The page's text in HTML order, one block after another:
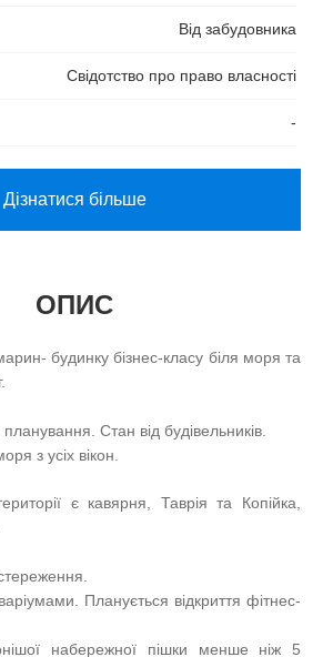
Від забудовника
Свідотство про право власності
-
Дізнатися більше
ОПИС
будинку бізнес-класу біля моря та
Стан від будівельників.
з усіх вікон.
є кавярня, Таврія та Копійка,
Планується відкриття фітнес-
набережної пішки менше ніж 5